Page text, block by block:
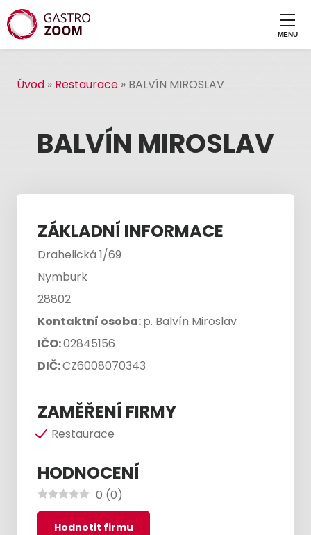
Úvod » Restaurace » BALVÍN MIROSLAV
BALVÍN MIROSLAV
ZÁKLADNÍ INFORMACE
Drahelická 1/69
Nymburk
28802
Kontaktní osoba:p. Balvín Miroslav
IČO:02845156
DIČ:CZ6008070343
ZAMĚŘENÍ FIRMY
Restaurace
HODNOCENÍ
0 (0)
Hodnotit firmu